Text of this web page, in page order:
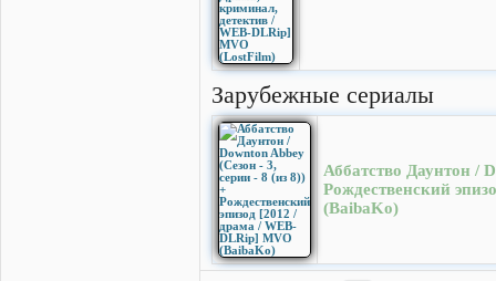
Зарубежные сериалы
Аббатство Даунтон /
Рождественский
(BaibaKo)